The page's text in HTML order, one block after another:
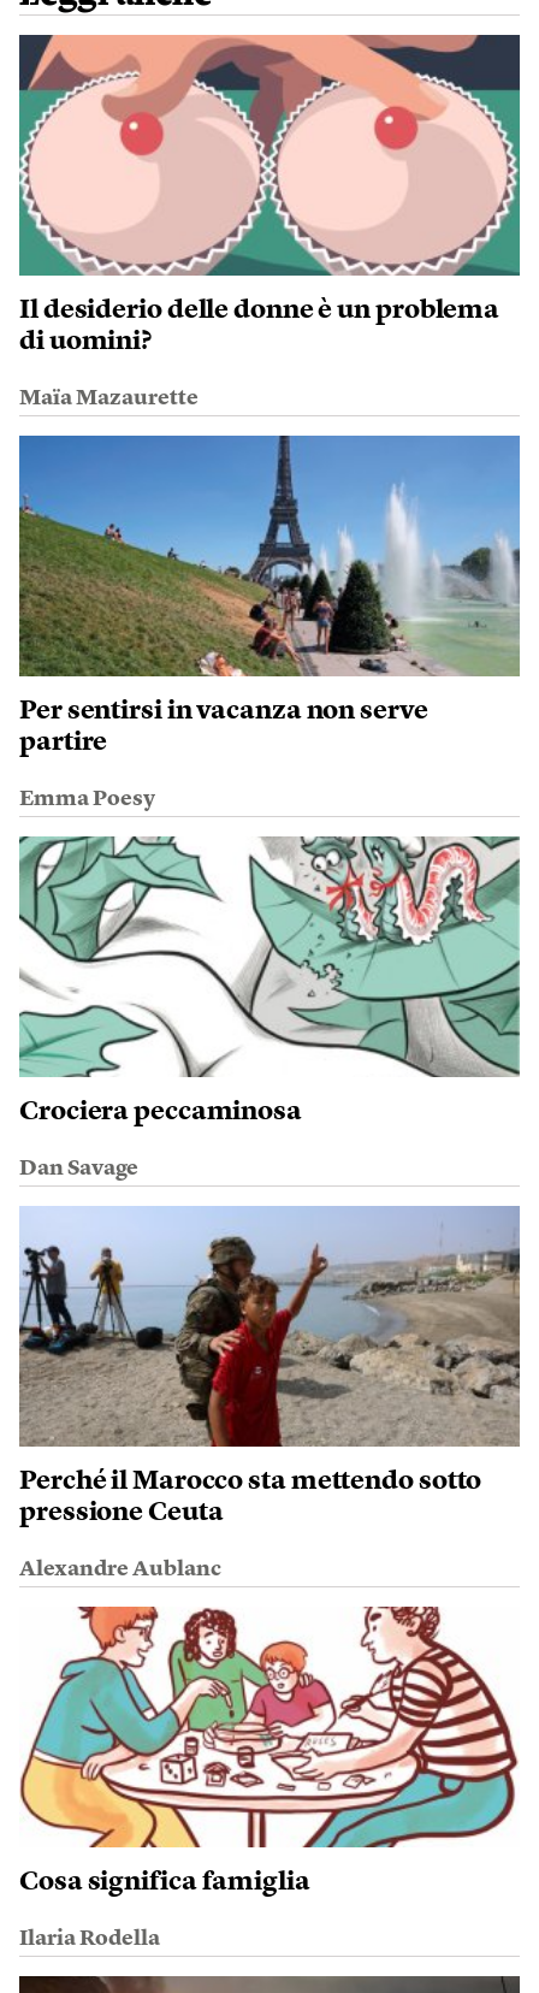
Il desiderio delle donne è un problema
di uomini?
Maïa Mazaurette
Per sentirsi in vacanza non serve
partire
Emma Poesy
Crociera peccaminosa
Dan Savage
Perché il Marocco sta mettendo sotto
pressione Ceuta
Alexandre Aublanc
Cosa significa famiglia
Ilaria Rodella